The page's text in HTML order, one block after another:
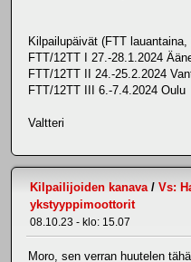
Kilpailupäivät (FTT
FTT/12TT I 27.-28.1.2024
FTT/12TT II 24.-25.2.2024
FTT/12TT III 6.-7.4.2024 Oulu
Valtteri
Kilpailijoiden kanava/ Vs:
ykstyyppimoottorit
08.10.23 - klo: 15.07
Moro, sen verran huutelen